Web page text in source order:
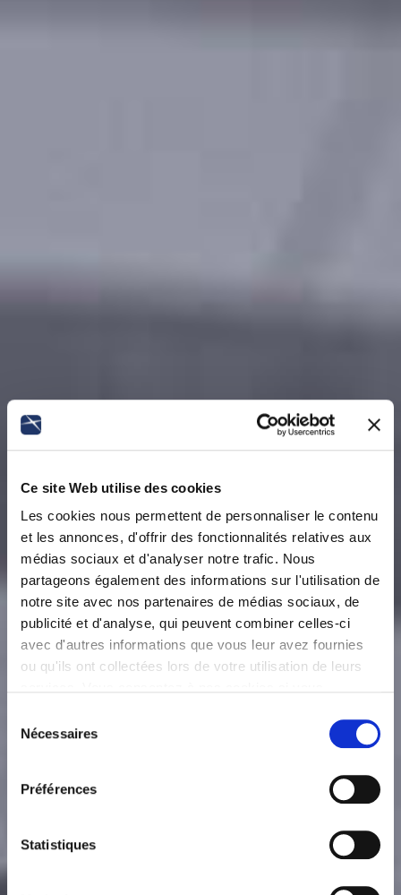
Ce site Web utilise des cookies
Les cookies nous permettent de personnaliser le contenu
et les annonces, d'offrir des fonctionnalités relatives aux
médias sociaux et d'analyser notre trafic. Nous
partageons également des informations sur l'utilisation de
notre site avec nos partenaires de médias sociaux, de
publicité et d'analyse, qui peuvent combiner celles-ci
avec d'autres informations que vous leur avez fournies
ou qu'ils ont collectées lors de votre utilisation de leurs
Nécessaires
Préférences
Statistiques